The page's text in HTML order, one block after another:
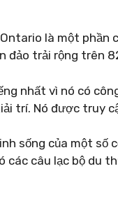
là một phần
đảo trải rộng trên
nhất vì nó có
trí. Nó được truy
sống của một
các câu lạc bộ du